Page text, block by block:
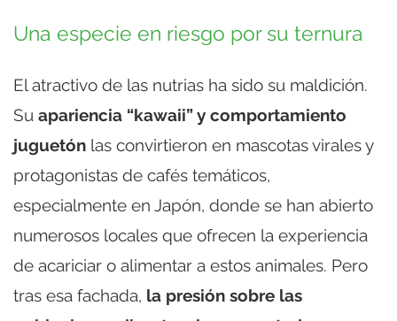
Una especie en riesgo por su ternura
El atractivo de las nutrias ha sido su maldición.
Su apariencia “kawaii” y comportamiento
juguetón las convirtieron en mascotas virales y
protagonistas de cafés temáticos,
especialmente en Japón, donde se han abierto
numerosos locales que ofrecen la experiencia
de acariciar o alimentar a estos animales. Pero
tras esa fachada, la presión sobre las